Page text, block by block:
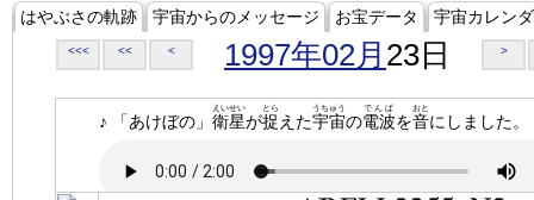
はやぶさの軌跡 宇宙からのメッセージ お宝データ 宇宙カレン
<<< << < 1997年02月 23日 >
♪ 「あけぼの」 衛星
えいせい
が捉
とら
えた宇宙
うちゅう
の電波
でんぱ
を音
おと
にしました。